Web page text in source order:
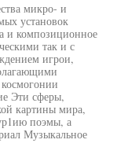
микро- и
установок
и композиционное
так и с
игрои,
Эти сферы,
картины мира,
поэмы, а
Музыкальное